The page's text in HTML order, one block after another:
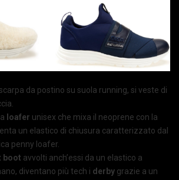
da postino su suola running, si veste di
loafer unisex che mixa il neoprene con la
un elastico di chiusura caratterizzato dal
penny loafer.
boot avvolti anch’essi da un elastico a
diventano più tech i derby grazie a un